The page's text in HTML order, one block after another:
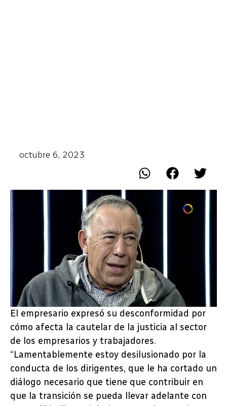
octubre 6, 2023
El empresario expresó su desconformidad por
cómo afecta la cautelar de la justicia al sector
de los empresarios y trabajadores.
“Lamentablemente estoy desilusionado por la
conducta de los dirigentes, que le ha cortado un
diálogo necesario que tiene que contribuir en
que la transición se pueda llevar adelante con